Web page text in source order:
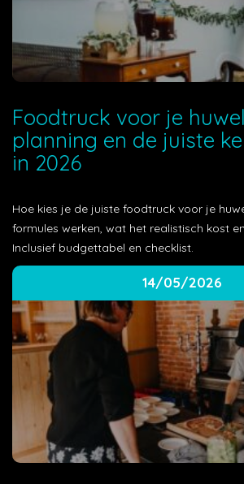
Foodtruck voor je
planning en de juiste
in 2026
Hoe kies je de juiste foodtruck voor je
formules werken, wat het realistisch kost
Inclusief budgettabel en checklist.
14/05/2026